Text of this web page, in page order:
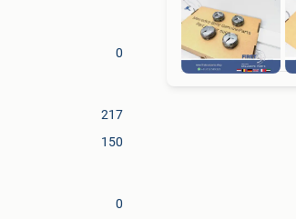
0
217
150
0